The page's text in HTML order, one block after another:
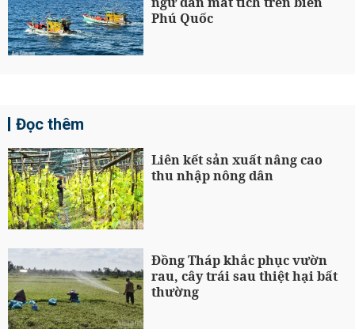
Phú Quốc
Đọc thêm
Liên kết sản xuất nâng cao
thu nhập nông dân
Đồng Tháp khắc phục vườn
rau, cây trái sau thiệt hại bất
thường